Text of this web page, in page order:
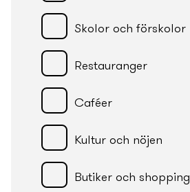
Skolor och förskolor
Restauranger
Caféer
Kultur och nöjen
Butiker och shopping